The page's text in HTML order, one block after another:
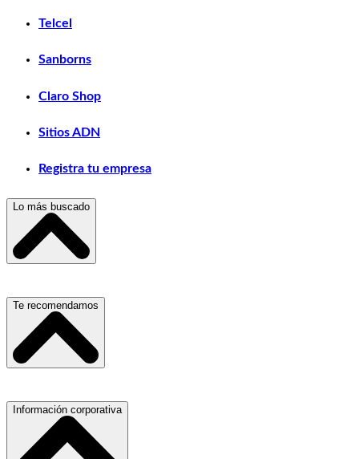
Telcel
Sanborns
Claro Shop
Sitios ADN
Registra tu empresa
Lo más buscado
Escuelas, Institutos y Universidades
Hospitales, Sanatorios y Clínicas
Materiales para Construcción
Laboratorios de Diagnóstico Clínico
Te recomendamos
Servicio de Grúas
Médicos Oculistas y Oftalmólogos
Información corporativa